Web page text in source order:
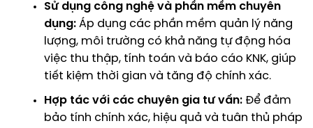
Sử dụng công nghệ và phần mềm chuyên
dụng: Áp dụng các phần mềm quản lý năng
lượng, môi trường có khả năng tự động hóa
việc thu thập, tính toán và báo cáo KNK, giúp
tiết kiệm thời gian và tăng độ chính xác.
Hợp tác với các chuyên gia tư vấn: Để đảm
bảo tính chính xác, hiệu quả và tuân thủ pháp